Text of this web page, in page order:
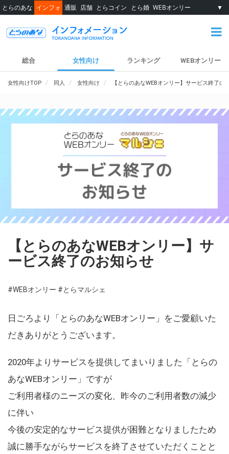
とらのあな インフォ 通販 店舗 とらコイン とら婚 WEBオンリー ▼
総合 女性向け ランキング WEBオンリー
女性向けTOP 同人 女性向け 【とらのあなWEBオンリー】サービス終了の
【とらのあなWEBオンリー】サ
ービス終了のお知らせ
#WEBオンリー #とらマルシェ
日ごろより「とらのあなWEBオンリー」をご愛顧いた
だきありがとうございます。
2020年よりサービスを提供してまいりました「とらの
あなWEBオンリー」ですが
ご利用者様のニーズの変化、昨今のご利用者数の減少
に伴い
今後の安定的なサービス提供が困難となりましたため
誠に勝手ながらサービスを終了させていただくことと